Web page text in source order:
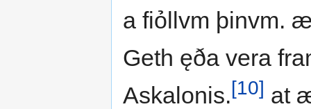
a fiỏllvm þinvm.
Geth ęða vera
Askalonis.[10] at